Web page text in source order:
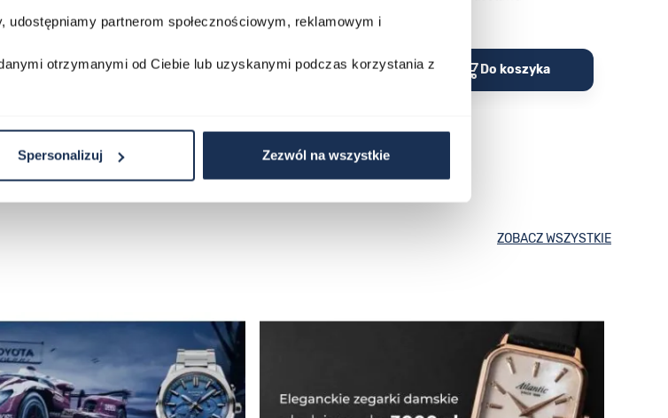
partnerom społecznościowym, reklamowym i
otrzymanymi od Ciebie lub uzyskanymi podczas korzystania z
Spersonalizuj Zezwól na wszystkie
Do koszyka
Porównaj
Do koszyka Do koszyka
ZOBACZ WSZYSTKIE